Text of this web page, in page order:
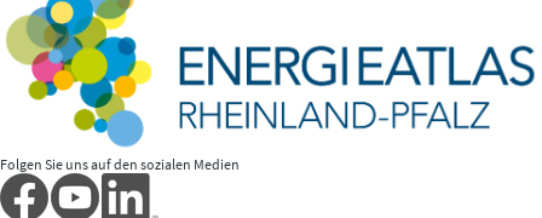
Folgen Sie uns auf den sozialen Medien